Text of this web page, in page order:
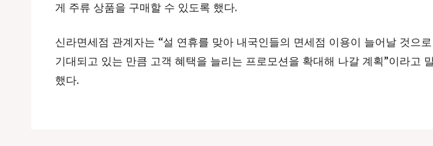
게 주류 상품을 구매할 수 있도록 했다.
신라면세점 관계자는 “설 연휴를 맞아 내국인들의 면세점 이용이 늘어날 것으로
기대되고 있는 만큼 고객 혜택을 늘리는 프로모션을 확대해 나갈 계획”이라고
했다.